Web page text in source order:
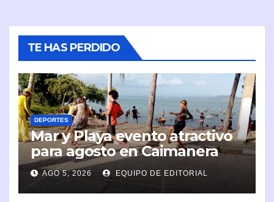
TE HAS PERDIDO
DEPORTES
Mar y Playa evento atractivo
para agosto en Caimanera
AGO 5, 2026 EQUIPO DE EDITORIAL